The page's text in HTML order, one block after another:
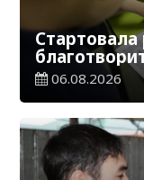
Стартовала
школу»
06.08.2026